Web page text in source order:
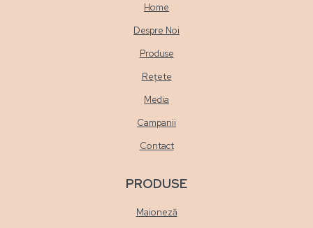
Home
Despre Noi
Produse
Rețete
Media
Campanii
Contact
PRODUSE
Maioneză